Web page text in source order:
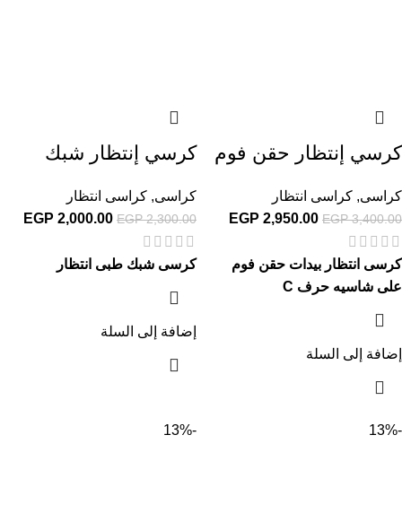
كرسي إنتظار حقن فوم
كراسى, كراسى انتظار
EGP3,400.00
EGP 2,950.00
كرسى انتظار بيدات حقن فوم
على شاسيه حرف C
إضافة إلى السلة
كرسي إنتظار شبك
كراسى, كراسى انتظار
EGP2,300.00
EGP 2,000.00
كرسى شبك طبى انتظار
إضافة إلى السلة
-13%
-13%